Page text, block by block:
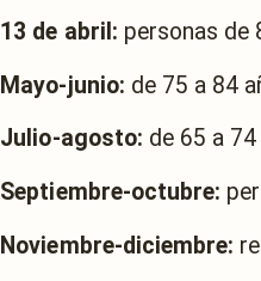
13 de abril: personas de
Mayo-junio: de 75 a 84
Julio-agosto: de 65 a 74
Septiembre-octubre:
Noviembre-diciembre: